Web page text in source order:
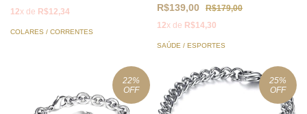
12x de R$12,34
COLARES / CORRENTES
R$139,00
R$179,00
12x de R$14,30
SAÚDE / ESPORTES
22%
OFF
25%
OFF